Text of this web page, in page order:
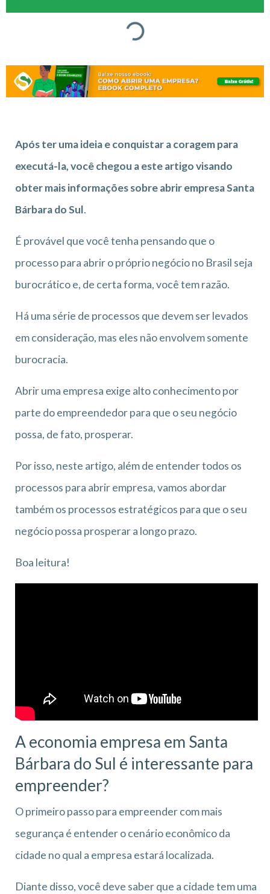
Após ter uma ideia e conquistar a coragem para
executá-la, você chegou a este artigo visando
obter mais informações sobre abrir empresa Santa
Bárbara do Sul.
É provável que você tenha pensando que o
processo para abrir o próprio negócio no Brasil seja
burocrático e, de certa forma, você tem razão.
Há uma série de processos que devem ser levados
em consideração, mas eles não envolvem somente
burocracia.
Abrir uma empresa exige alto conhecimento por
parte do empreendedor para que o seu negócio
possa, de fato, prosperar.
Por isso, neste artigo, além de entender todos os
processos para abrir empresa, vamos abordar
também os processos estratégicos para que o seu
negócio possa prosperar a longo prazo.
Boa leitura!
A economia empresa em Santa
Bárbara do Sul é interessante para
empreender?
O primeiro passo para empreender com mais
segurança é entender o cenário econômico da
cidade no qual a empresa estará localizada.
Diante disso, você deve saber que a cidade tem uma